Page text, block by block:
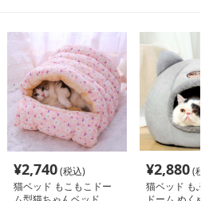
¥2,740(税込)
猫ベッド もこもこドー
¥2,880(税
猫ベッド もふ